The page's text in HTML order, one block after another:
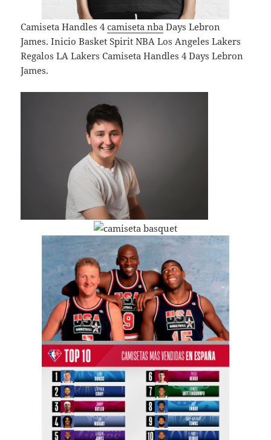
Camiseta Handles 4camiseta nba Days Lebron
James. Inicio Basket Spirit NBA Los Angeles Lakers
Regalos LA Lakers Camiseta Handles 4 Days Lebron
James.